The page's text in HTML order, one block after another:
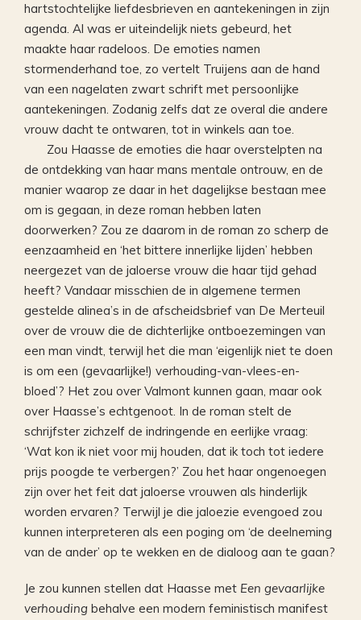
hartstochtelijke liefdesbrieven en aantekeningen in zijn
agenda. Al was er uiteindelijk niets gebeurd, het
maakte haar radeloos. De emoties namen
stormenderhand toe, zo vertelt Truijens aan de hand
van een nagelaten zwart schrift met persoonlijke
aantekeningen. Zodanig zelfs dat ze overal die andere
vrouw dacht te ontwaren, tot in winkels aan toe.
Zou Haasse de emoties die haar overstelpten na
de ontdekking van haar mans mentale ontrouw, en de
manier waarop ze daar in het dagelijkse bestaan mee
om is gegaan, in deze roman hebben laten
doorwerken? Zou ze daarom in de roman zo scherp de
eenzaamheid en ‘het bittere innerlijke lijden’ hebben
neergezet van de jaloerse vrouw die haar tijd gehad
heeft? Vandaar misschien de in algemene termen
gestelde alinea’s in de afscheidsbrief van De Merteuil
over de vrouw die de dichterlijke ontboezemingen van
een man vindt, terwijl het die man ‘eigenlijk niet te doen
is om een (gevaarlijke!) verhouding-van-vlees-en-
bloed’? Het zou over Valmont kunnen gaan, maar ook
over Haasse’s echtgenoot. In de roman stelt de
schrijfster zichzelf de indringende en eerlijke vraag:
‘Wat kon ik niet voor mij houden, dat ik toch tot iedere
prijs poogde te verbergen?’ Zou het haar ongenoegen
zijn over het feit dat jaloerse vrouwen als hinderlijk
worden ervaren? Terwijl je die jaloezie evengoed zou
kunnen interpreteren als een poging om ‘de deelneming
van de ander’ op te wekken en de dialoog aan te gaan?
Je zou kunnen stellen dat Haasse met Een gevaarlijke
verhouding behalve een modern feministisch manifest